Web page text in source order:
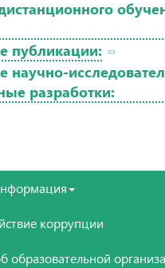
публикации:
научно-
разработки:
коррупции
образовательной